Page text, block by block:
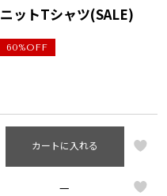
ットTシャツ(SALE)
60%OFF
カートに入れる
—